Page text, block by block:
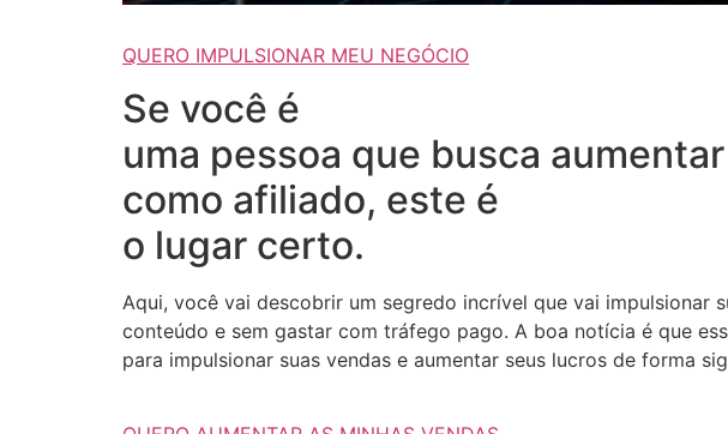
QUERO IMPULSIONAR MEU NEGÓCIO
Se você é
uma pessoa que busca
como afiliado, este é
o lugar certo.
Aqui, você vai descobrir um segredo incrível que vai impulsionar
conteúdo e sem gastar com tráfego pago. A boa notícia é que
para impulsionar suas vendas e aumentar seus lucros de forma